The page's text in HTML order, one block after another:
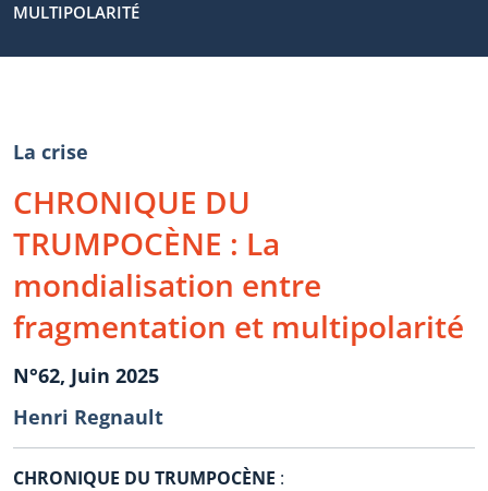
MULTIPOLARITÉ
La crise
CHRONIQUE DU
TRUMPOCÈNE : La
mondialisation entre
fragmentation et multipolarité
N°62, Juin 2025
Henri Regnault
CHRONIQUE DU TRUMPOCÈNE :